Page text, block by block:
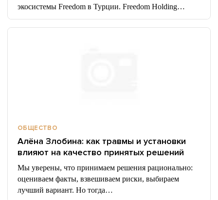
экосистемы Freedom в Турции. Freedom Holding…
ОБЩЕСТВО
Алёна Злобина: как травмы и установки
влияют на качество принятых решений
Мы уверены, что принимаем решения рационально:
оцениваем факты, взвешиваем риски, выбираем
лучший вариант. Но тогда…